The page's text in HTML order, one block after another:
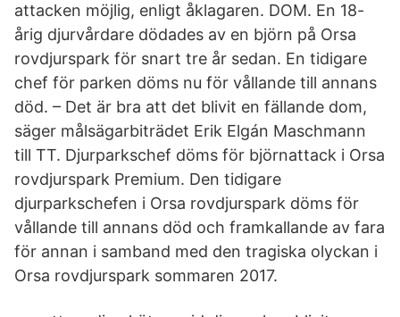
attacken möjlig, enligt åklagaren. DOM. En 18-
årig djurvårdare dödades av en björn på Orsa
rovdjurspark för snart tre år sedan. En tidigare
chef för parken döms nu för vållande till annans
död. – Det är bra att det blivit en fällande dom,
säger målsägarbiträdet Erik Elgán Maschmann
till TT. Djurparkschef döms för björnattack i Orsa
rovdjurspark Premium. Den tidigare
djurparkschefen i Orsa rovdjurspark döms för
vållande till annans död och framkallande av fara
för annan i samband med den tragiska olyckan i
Orsa rovdjurspark sommaren 2017.